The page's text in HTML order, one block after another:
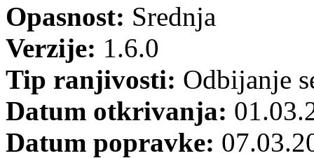
Opasnost: Srednja
Verzije: 1.6.0
Tip ranjivosti: Odbijanje
Datum otkrivanja:
Datum popravke: